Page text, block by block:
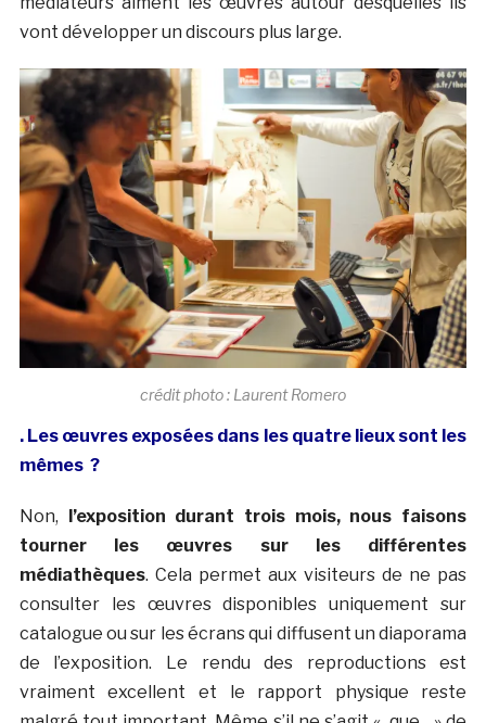
vont développer un discours plus large.
crédit photo : Laurent Romero
. Les œuvres exposées dans les quatre lieux sont les
mêmes ?
Non, l’exposition durant trois mois, nous faisons
tourner les œuvres sur les différentes
médiathèques. Cela permet aux visiteurs de ne pas
consulter les œuvres disponibles uniquement sur
catalogue ou sur les écrans qui diffusent un diaporama
de l’exposition. Le rendu des reproductions est
vraiment excellent et le rapport physique reste